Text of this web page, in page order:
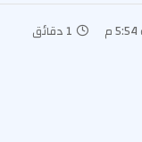
1 دقائق